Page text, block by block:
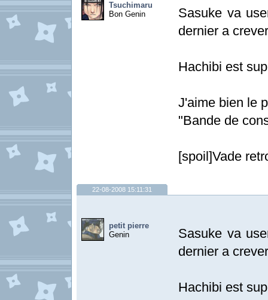
Tsuchimaru
Bon Genin
Sasuke va
dernier a
Hachibi est
J'aime bien le
"Bande de
[spoil]Vade
22-08-2008 15:11:31
petit pierre
Genin
Sasuke va
dernier a
Hachibi est